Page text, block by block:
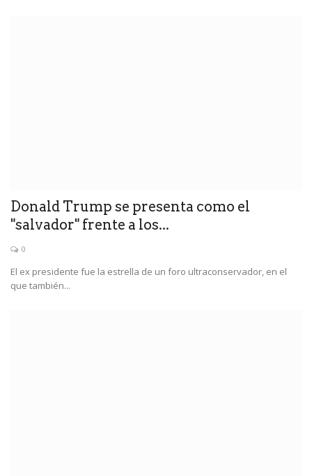
Donald Trump se presenta como el
"salvador" frente a los...
0
El ex presidente fue la estrella de un foro ultraconservador, en el
que también...